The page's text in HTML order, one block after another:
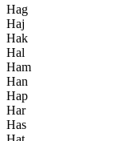
Hag
Haj
Hak
Hal
Ham
Han
Hap
Har
Has